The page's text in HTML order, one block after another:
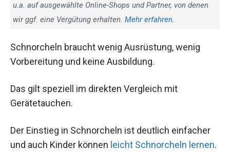
u.a. auf ausgewählte Online-Shops und Partner, von denen
wir ggf. eine Vergütung erhalten. Mehr erfahren.
Schnorcheln braucht wenig Ausrüstung, wenig
Vorbereitung und keine Ausbildung.
Das gilt speziell im direkten Vergleich mit
Gerätetauchen.
Der Einstieg in Schnorcheln ist deutlich einfacher
und auch Kinder können leicht Schnorcheln lernen.